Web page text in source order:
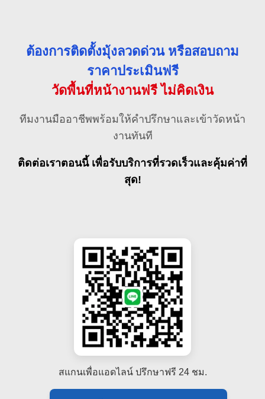
ต้องการติดตั้งมุ้งลวดด่วน หรือสอบถาม
ราคาประเมินฟรี
วัดพื้นที่หน้างานฟรี ไม่คิดเงิน
ทีมงานมืออาชีพพร้อมให้คำปรึกษาและเข้าวัดหน้า
งานทันที
ติดต่อเราตอนนี้ เพื่อรับบริการที่รวดเร็วและคุ้มค่าที่
สุด!
สแกนเพื่อแอดไลน์ ปรึกษาฟรี 24 ชม.